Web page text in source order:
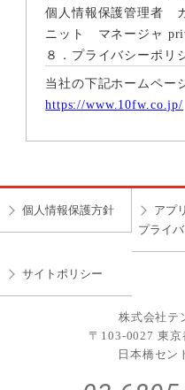
個人情報保護管理者
ニット マネージャ
８．プライバシーポリ
当社の下記ホームペー
https://www.10fw.co.jp/
個人情報保護方針
アプ
プライ
サイトポリシー
株式会社テ
〒103-0027 東
日本橋セン